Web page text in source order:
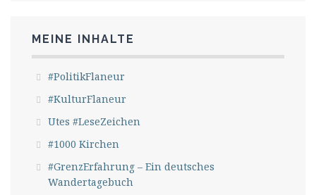
MEINE INHALTE
#PolitikFlaneur
#KulturFlaneur
Utes #LeseZeichen
#1000 Kirchen
#GrenzErfahrung – Ein deutsches
Wandertagebuch